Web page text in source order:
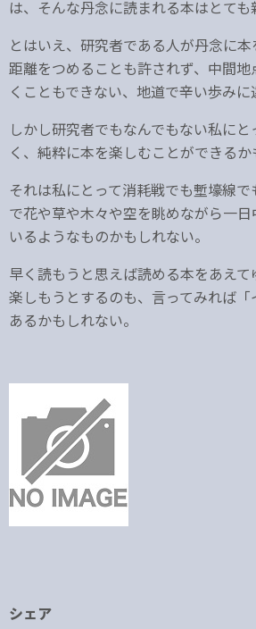
は、そんな丹念に読まれる本はとても
とはいえ、研究者である人が丹念に
距離をつめることも許されず、中間
くこともできない、地道で辛い歩みに
しかし研究者でもなんでもない私に
く、純粋に本を楽しむことができるか
それは私にとって消耗戦でも塹壕線
で花や草や木々や空を眺めながら一
いるようなものかもしれない。
早く読もうと思えば読める本をあえ
楽しもうとするのも、言ってみれば
あるかもしれない。
シェア